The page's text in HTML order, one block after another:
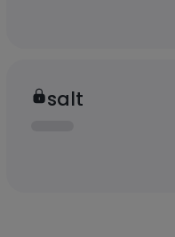
salt